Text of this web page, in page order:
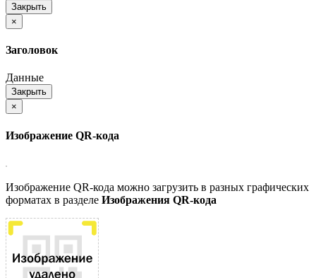
Закрыть
×
Заголовок
Данные
Закрыть
×
Изображение QR-кода
Изображение QR-кода можно загрузить в разных графических
форматах в разделе Изображения QR-кода